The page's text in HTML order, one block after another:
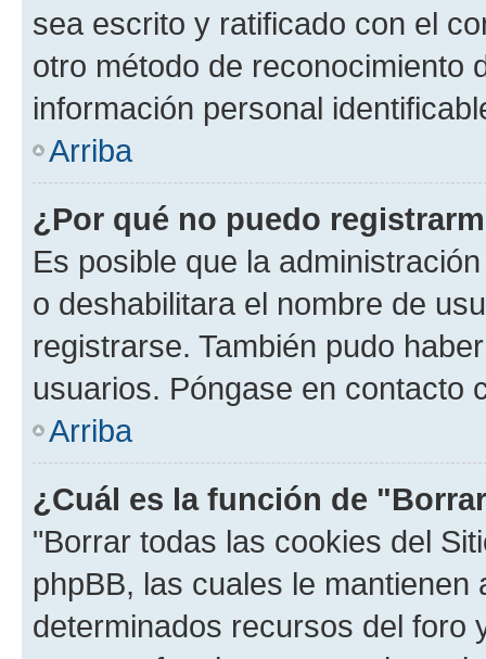
sea escrito y ratificado con el
otro método de reconocimiento
información personal
Arriba
¿Por qué no puedo
Es posible que la
o deshabilitara el nombre de
registrarse. También pudo
usuarios. Póngase en contacto
Arriba
¿Cuál es la función de
"Borrar todas las cookies del
phpBB, las cuales le
determinados recursos del foro